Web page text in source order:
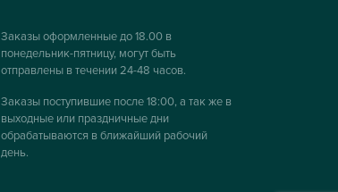
Заказы оформленные до 18.00 в
понедельник-пятницу, могут быть
отправлены в течении 24-48 часов.
Заказы поступившие после 18:00, а так же в
выходные или праздничные дни
обрабатываются в ближайший рабочий
день.